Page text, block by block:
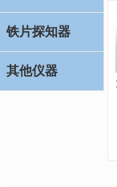
铁片探知器
其他仪器